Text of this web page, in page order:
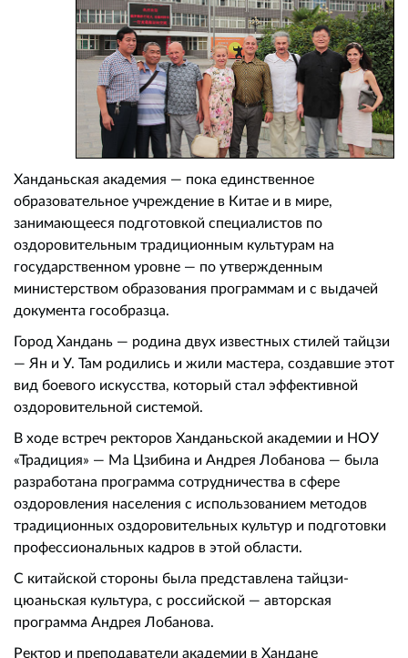
Ханданьская академия — пока единственное
образовательное учреждение в Китае и в мире,
занимающееся подготовкой специалистов по
оздоровительным традиционным культурам на
государственном уровне — по утвержденным
министерством образования программам и с выдачей
документа гособразца.
Город Хандань — родина двух известных стилей тайцзи
— Ян и У. Там родились и жили мастера, создавшие этот
вид боевого искусства, который стал эффективной
оздоровительной системой.
В ходе встреч ректоров Ханданьской академии и НОУ
«Традиция» — Ма Цзибина и Андрея Лобанова — была
разработана программа сотрудничества в сфере
оздоровления населения с использованием методов
традиционных оздоровительных культур и подготовки
профессиональных кадров в этой области.
С китайской стороны была представлена тайцзи-
цюаньская культура, с российской — авторская
программа Андрея Лобанова.
Ректор и преподаватели академии в Хандане